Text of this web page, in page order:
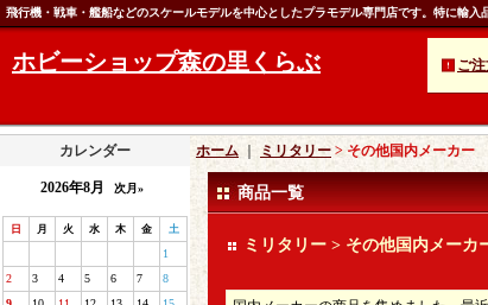
飛行機・戦車・艦船などのスケールモデルを中心としたプラモデル専門店です。特に輸入
ホビーショップ森の里くらぶ ご
カレンダー
2026年8月 次月»
日 月 火 水 木 金 土
1
2
3 4 5 6 7
8
ホーム ミリタリー > その他国内メーカー
商品一覧
ミリタリー > その他国内メーカ